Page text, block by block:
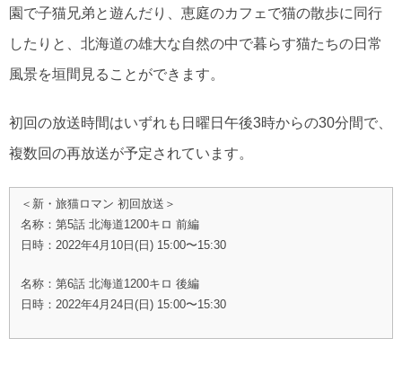
園で子猫兄弟と遊んだり、恵庭のカフェで猫の散歩に同行
したりと、北海道の雄大な自然の中で暮らす猫たちの日常
風景を垣間見ることができます。
初回の放送時間はいずれも日曜日午後3時からの30分間で、
複数回の再放送が予定されています。
＜新・旅猫ロマン 初回放送＞
名称：第5話 北海道1200キロ 前編
日時：2022年4月10日(日) 15:00〜15:30
名称：第6話 北海道1200キロ 後編
日時：2022年4月24日(日) 15:00〜15:30